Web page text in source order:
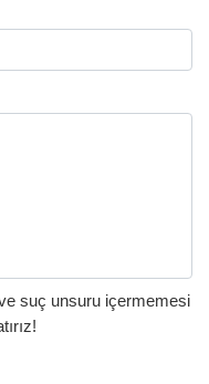
suç unsuru içermemesi